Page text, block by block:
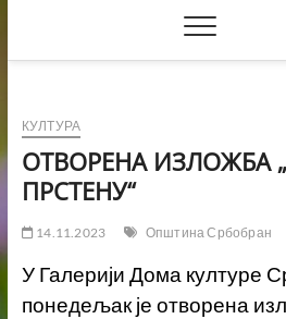
КУЛТУРА
ОТВОРЕНА ИЗЛОЖБА
ПРСТЕНУ“
14.11.2023 Општина Србобран
У Галерији Дома културе
понедељак је отворена